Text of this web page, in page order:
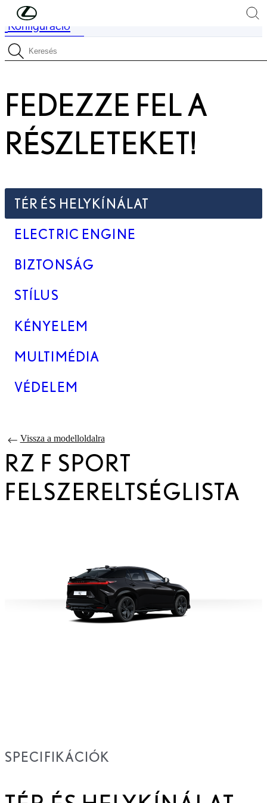
Skip to Main Content
Price is updated The price of your configuration is 33 600 000 Ft
Finance failed to load Your finance details could not be loaded.
Konfiguráció
Specifikációk keresése
FEDEZZE FEL A
RÉSZLETEKET!
TÉR ÉS HELYKÍNÁLAT
ELECTRIC ENGINE
BIZTONSÁG
STÍLUS
KÉNYELEM
MULTIMÉDIA
VÉDELEM
Vissza a modelloldalra
RZ F SPORT
FELSZERELTSÉGLISTA
SPECIFIKÁCIÓK